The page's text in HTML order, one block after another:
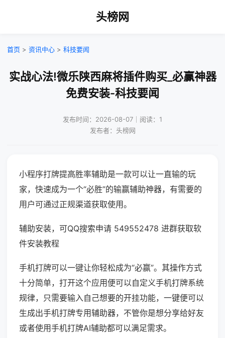
头榜网
首页 > 资讯中心 > 科技要闻
实战心法!微乐陕西麻将插件购买_必赢神器
免费安装-科技要闻
发布时间：2026-08-07｜阅读：1
发布者：头榜网
小程序打牌提高胜率辅助是一款可以让一直输的玩
家，快速成为一个“必胜”的输赢辅助神器，有需要的
用户可通过正规渠道获取使用。
辅助安装，可QQ搜索申请 549552478 进群获取软
件安装教程
手机打牌可以一键让你轻松成为“必赢”。其操作方式
十分简单，打开这个应用便可以自定义手机打牌系统
规律，只需要输入自己想要的开挂功能，一键便可以
生成出手机打牌专用辅助器，不管你是想分享给好友
或者使用手机打牌AI辅助都可以满足需求。